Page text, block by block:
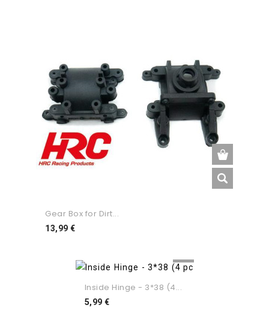
Gear Box for Dirt...
13,99 €Preço
Inside Hinge - 3*38 (4...
5,99 €Preço